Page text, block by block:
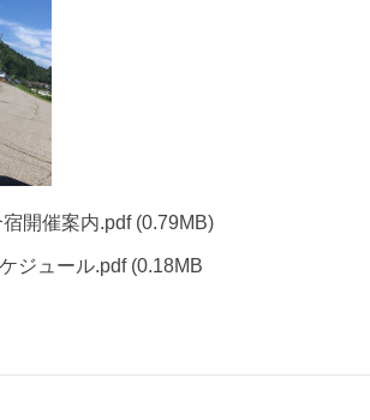
開催案内.pdf (0.79MB)
ジュール.pdf (0.18MB